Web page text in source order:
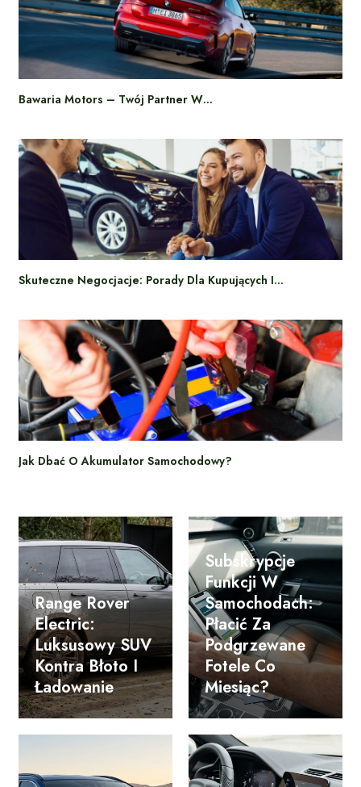
Bawaria Motors – Twój Partner W…
Skuteczne Negocjacje: Porady Dla Kupujących I…
Jak Dbać O Akumulator Samochodowy?
Range Rover
Electric:
Luksusowy SUV
Kontra Błoto I
Ładowanie
Subskrypcje
Funkcji W
Samochodach:
Płacić Za
Podgrzewane
Fotele Co
Miesiąc?